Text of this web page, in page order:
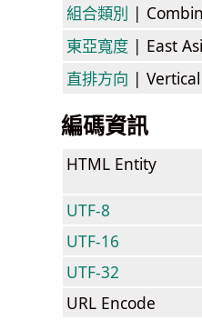
組合類別 |
東亞寬度 | East
直排方向 |
編碼資訊
HTML Entity
UTF-8
UTF-16
UTF-32
URL Encode